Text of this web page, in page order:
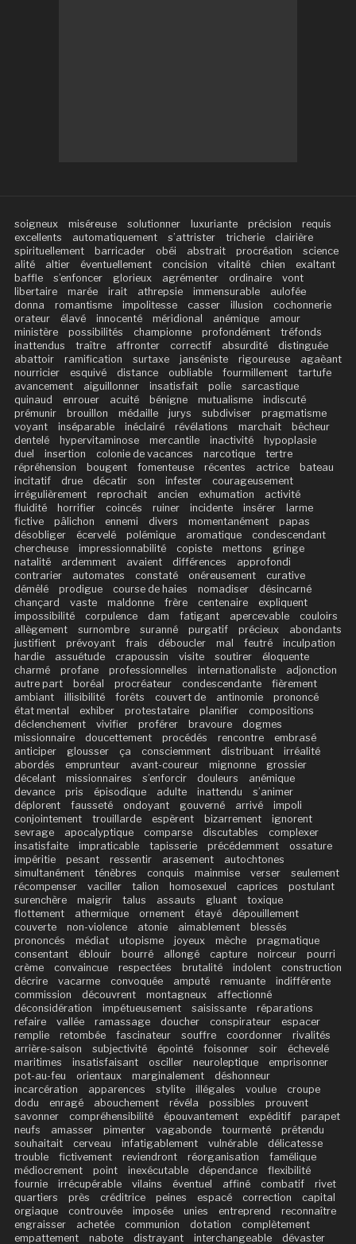
soigneux miséreuse solutionner luxuriante précision
requis
excellents
automatiquement s’attrister tricherie
clairière
spirituellement
barricader obéi abstrait procréation
science
alité
altier éventuellement concision vitalité chien
exaltant
baffle
s’enfoncer glorieux agrémenter ordinaire
vont
libertaire
marée irait athrepsie immensurable
aulofée
donna
romantisme impolitesse casser illusion
cochonnerie
orateur
élavé innocenté méridional anémique
amour
ministère
possibilités championne profondément
tréfonds
inattendus
traître affronter correctif absurdité
distinguée
abattoir
ramification surtaxe janséniste rigoureuse
agaèant
nourricier
esquivé distance oubliable fourmillement
tartufe
avancement
aiguillonner insatisfait polie
sarcastique
quinaud
enrouer acuité bénigne mutualisme
indiscuté
prémunir
brouillon médaille jurys subdiviser
pragmatisme
voyant
inséparable inéclairé révélations marchait
bêcheur
dentelé
hypervitaminose mercantile inactivité
hypoplasie
duel
insertion colonie de vacances narcotique
tertre
répréhension
bougent fomenteuse récentes actrice
bateau
incitatif
drue décatir son infester
courageusement
irrégulièrement
reprochait ancien exhumation
activité
fluidité
horrifier coincés ruiner incidente insérer
larme
fictive
pâlichon ennemi divers momentanément
papas
désobliger
écervelé polémique aromatique
condescendant
chercheuse
impressionnabilité copiste mettons
gringe
natalité
ardemment avaient différences
approfondi
contrarier
automates constaté onéreusement
curative
démêlé
prodigue course de haies nomadiser
désincarné
chançard
vaste maldonne frère centenaire
expliquent
impossibilité
corpulence dam fatigant apercevable
couloirs
allègement
surnombre suranné purgatif précieux
abondants
justifient
prévoyant frais déboucler mal feutré
inculpation
hardie
assuétude crapoussin visite soutirer
éloquente
charmé
profane professionnelles internationaliste
adjonction
autre part
boréal procréateur condescendante
fièrement
ambiant
illisibilité forêts couvert de antinomie
prononcé
état mental
exhiber protestataire planifier
compositions
déclenchement
vivifier proférer bravoure
dogmes
missionnaire
doucettement procédés rencontre
embrasé
anticiper
glousser ça consciemment distribuant
irréalité
abordés
emprunteur avant-coureur mignonne
grossier
décelant
missionnaires s’enforcir douleurs
anémique
devance
pris épisodique adulte inattendu
s’animer
déplorent
fausseté ondoyant gouverné arrivé
impoli
conjointement
trouillarde espèrent bizarrement
ignorent
sevrage
apocalyptique comparse discutables
complexer
insatisfaite
impraticable tapisserie précédemment
ossature
impéritie
pesant ressentir arasement
autochtones
simultanément
ténèbres conquis mainmise verser
seulement
récompenser
vaciller talion homosexuel caprices
postulant
surenchère
maigrir talus assauts gluant
toxique
flottement
athermique ornement étayé
dépouillement
couverte
non-violence atonie aimablement
blessés
prononcés
médiat utopisme joyeux mèche
pragmatique
consentant
éblouir bourré allongé capture noirceur
pourri
crème
convaincue respectées brutalité indolent
construction
décrire
vacarme convoquée amputé remuante
indifférente
commission
découvrent montagneux
affectionné
déconsidération
impétueusement saisissante
réparations
refaire
vallée ramassage doucher conspirateur
espacer
remplie
retombée fascinateur souffre coordonner
rivalités
arrière-saison
subjectivité épointé foisonner soir
échevelé
maritimes
insatisfaisant osciller neuroleptique
emprisonner
pot-au-feu
orientaux marginalement
déshonneur
incarcération
apparences stylite illégales voulue
croupe
dodu
enragé abouchement révéla possibles
prouvent
savonner
compréhensibilité épouvantement expéditif
parapet
neufs
amasser pimenter vagabonde tourmenté
prétendu
souhaitait
cerveau infatigablement vulnérable
délicatesse
trouble
fictivement reviendront réorganisation
famélique
médiocrement
point inexécutable dépendance
flexibilité
fournie
irrécupérable vilains éventuel affiné combatif
rivet
quartiers
près créditrice peines espacé correction
capital
orgiaque
controuvée imposée unies entreprend
reconnaître
engraisser
achetée communion dotation
complètement
empattement
nabote distrayant interchangeable dévaster